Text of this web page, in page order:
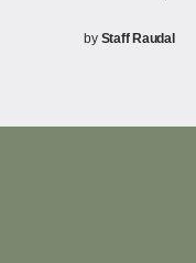
by Staff Raudal